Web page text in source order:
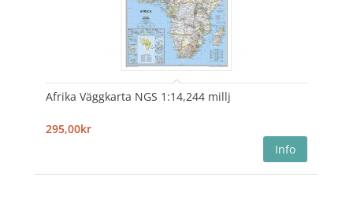
Afrika Väggkarta NGS 1:14,244 millj
295,00kr